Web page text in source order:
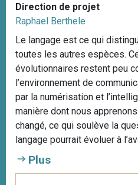
Direction de projet
Raphael Berthele
Le langage est ce qui
toutes les autres espèces.
évolutionnaires restent peu
l’environnement de
par la numérisation et
manière dont nous
changé, ce qui soulève la
langage pourrait évoluer à
Plus